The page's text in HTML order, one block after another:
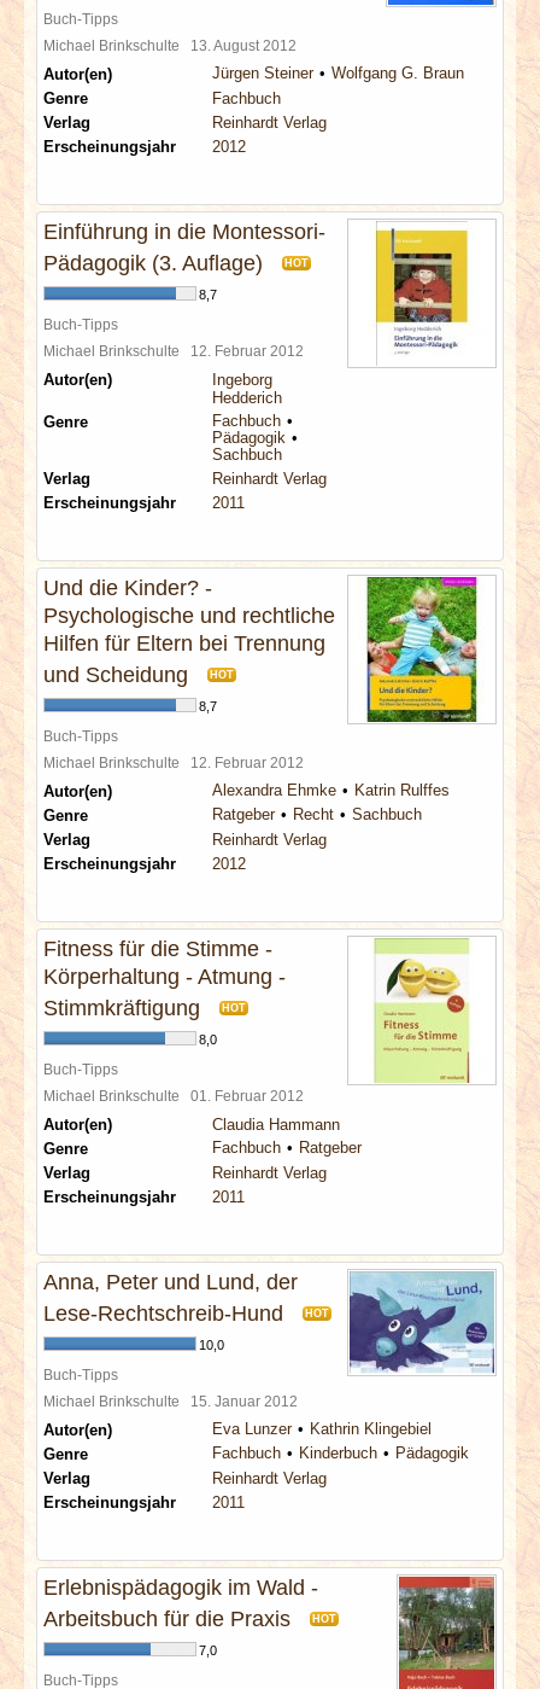
Buch-Tipps
Michael Brinkschulte 13. August 2012
Autor(en) Jürgen Steiner
Wolfgang G. Braun
Genre
Fachbuch
Verlag
Reinhardt Verlag
Erscheinungsjahr
2012
Einführung in die Montessori-
Pädagogik (3. Auflage)
HOT
8,7
Buch-Tipps
Michael Brinkschulte 12. Februar 2012
Autor(en)
Ingeborg
Hedderich
Genre
Fachbuch
Pädagogik
Sachbuch
Verlag
Reinhardt Verlag
Erscheinungsjahr
2011
Und die Kinder? -
Psychologische und rechtliche
Hilfen für Eltern bei Trennung
und Scheidung
HOT
8,7
Buch-Tipps
Michael Brinkschulte 12. Februar 2012
Autor(en) Alexandra Ehmke
Katrin Rulffes
Genre
Ratgeber Recht
Sachbuch
Verlag
Reinhardt Verlag
Erscheinungsjahr
2012
Fitness für die Stimme -
Körperhaltung - Atmung -
Stimmkräftigung
HOT
8,0
Buch-Tipps
Michael Brinkschulte 01. Februar 2012
Autor(en)
Claudia Hammann
Genre
Fachbuch
Ratgeber
Verlag
Reinhardt Verlag
Erscheinungsjahr
2011
Anna, Peter und Lund, der
Lese-Rechtschreib-Hund
HOT
10,0
Buch-Tipps
Michael Brinkschulte 15. Januar 2012
Autor(en) Eva Lunzer
Kathrin Klingebiel
Genre
Fachbuch Kinderbuch
Pädagogik
Verlag
Reinhardt Verlag
Erscheinungsjahr
2011
Erlebnispädagogik im Wald -
Arbeitsbuch für die Praxis
HOT
7,0
Buch-Tipps